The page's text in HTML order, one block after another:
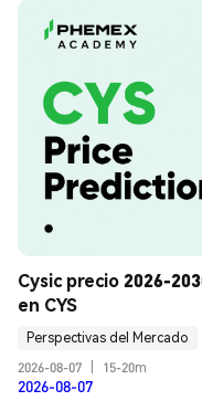
Cysic precio 2026-
en CYS
Perspectivas del Mercado
2026-08-07
15-20m
2026-08-07